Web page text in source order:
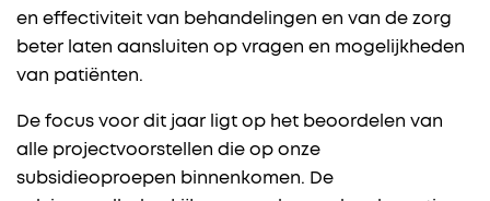
en effectiviteit van behandelingen en van de zorg
beter laten aansluiten op vragen en mogelijkheden
van patiënten.
De focus voor dit jaar ligt op het beoordelen van
alle projectvoorstellen die op onze
subsidieoproepen binnenkomen. De